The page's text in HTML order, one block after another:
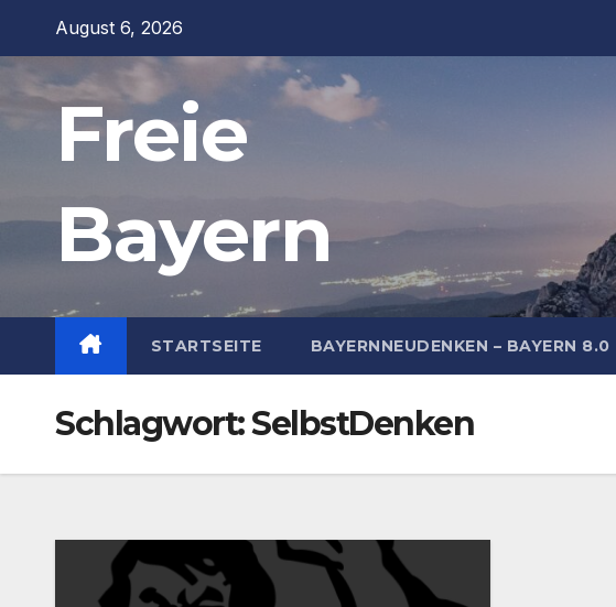
springen
August 6, 2026
Freie
Bayern
STARTSEITE BAYERNNEUDENKEN – BAYERN 8.0
Schlagwort:SelbstDenken